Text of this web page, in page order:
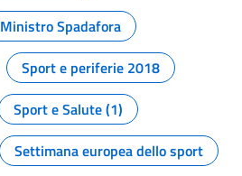
Ministro Spadafora
Sport e periferie 2018
Sport e Salute (1)
Settimana europea dello sport